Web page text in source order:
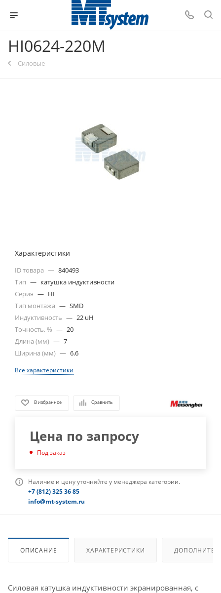
HI0624-220M
Силовые
Характеристики
ID товара — 840493
Тип — катушка индуктивности
Серия — HI
Тип монтажа — SMD
Индуктивность — 22 uH
Точность, % — 20
Длина (мм) — 7
Ширина (мм) — 6.6
Все характеристики
В избранное Сравнить
Цена по запросу
Под заказ
Наличие и цену уточняйте у менеджера категории.
+7 (812) 325 36 85
info@mt-system.ru
ОПИСАНИЕ ХАРАКТЕРИСТИКИ
Силовая катушка индуктивности экранированная, с